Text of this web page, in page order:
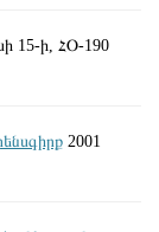
15-ի, ՀՕ-190
2001